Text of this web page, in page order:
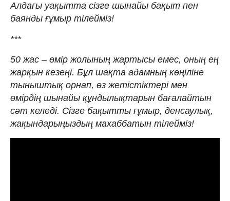
Алдағы уақытта сізге шынайы бақыт пен
баянды ғұмыр тілейміз!
***
50 жас – өмір жолының жартысы емес, оның ең
жарқын кезеңі. Бұл шақта адамның көңіліне
тыныштық орнап, өз жетістіктері мен
өмірдің шынайы құндылықтарын бағалайтын
сәт келеді. Сізге бақытты ғұмыр, денсаулық,
жақындарыңыздың махаббатын тілейміз!